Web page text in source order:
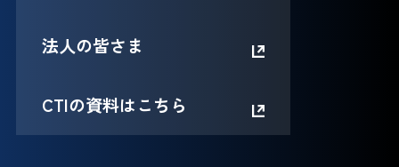
法人の皆さま
CTIの資料はこちら